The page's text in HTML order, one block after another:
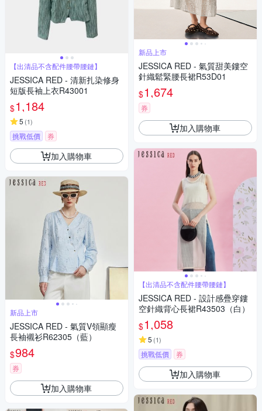
【出清品不含配件腰帶腰鏈】
JESSICA RED - 清新扎染修身
短版長袖上衣R43001
$1,184
5 (1)
挑戰低價 券
加入購物車
新品上市
JESSICA RED - 氣質V領顯瘦
長袖襯衫R62305（藍）
$984
券
加入購物車
新品上市
JESSICA RED - 氣質甜美鏤空
針織鬆緊腰長裙R53D01
$1,674
券
加入購物車
【出清品不含配件腰帶腰鏈】
JESSICA RED - 設計感疊穿鏤
空針織背心長裙R43503（白）
$1,058
5 (1)
挑戰低價 券
加入購物車